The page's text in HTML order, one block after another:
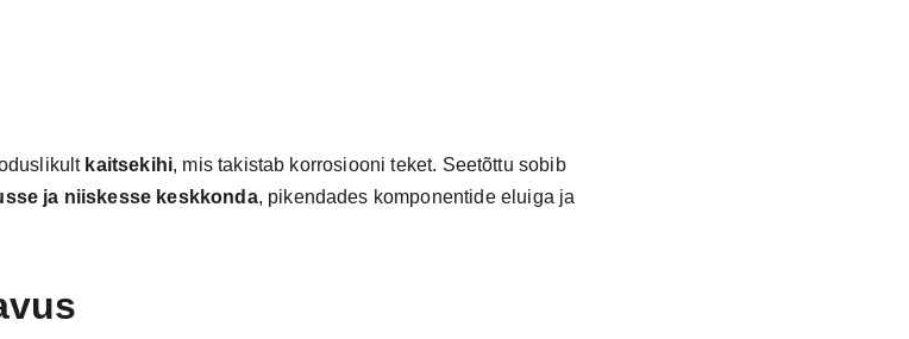
kaitsekihi, mis takistab korrosiooni teket. Seetõttu sobib
ja niiskesse keskkonda, pikendades komponentide eluiga ja